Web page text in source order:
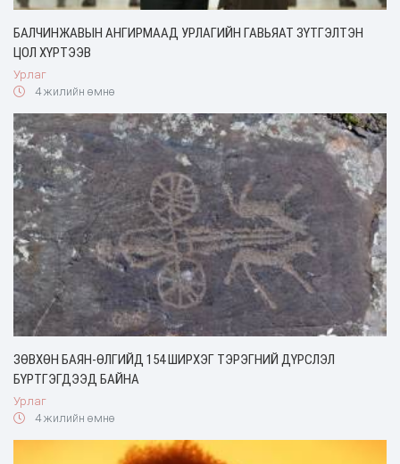
БАЛЧИНЖАВЫН АНГИРМААД УРЛАГИЙН ГАВЬЯАТ ЗҮТГЭЛТЭН
ЦОЛ ХҮРТЭЭВ
Урлаг
4 жилийн өмнө
ЗӨВХӨН БАЯН-ӨЛГИЙД 154 ШИРХЭГ ТЭРЭГНИЙ ДҮРСЛЭЛ
БҮРТГЭГДЭЭД БАЙНА
Урлаг
4 жилийн өмнө